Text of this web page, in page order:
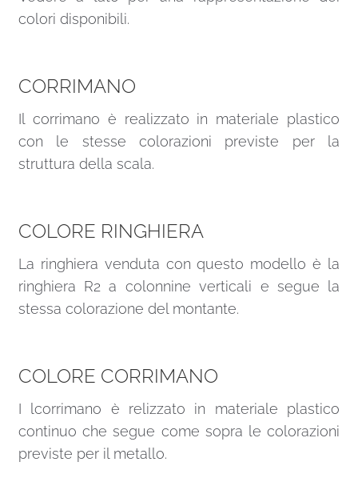
colori disponibili.
CORRIMANO
Il corrimano è realizzato in materiale plastico
con le stesse colorazioni previste per la
struttura della scala.
COLORE RINGHIERA
La ringhiera venduta con questo modello è la
ringhiera R2 a colonnine verticali e segue la
stessa colorazione del montante.
COLORE CORRIMANO
I lcorrimano è relizzato in materiale plastico
continuo che segue come sopra le colorazioni
previste per il metallo.